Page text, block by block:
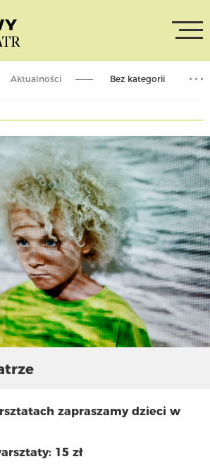
Bez kategorii
Aktualności
zapraszamy dzieci w
15 zł